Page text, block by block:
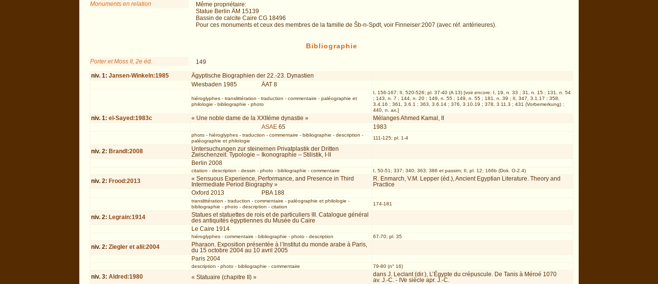
Monuments en relation
Même propriétaire:
Statue Berlin ÄM 15139
Bassin de calcite Caire CG 18496
Pour ces monuments et ceux des membres de la famille de Šb-n-Spdt, voir Finneiser:2007 (avec réf. antérieures).
Bibliographie
Porter et Moss II, 2e éd.
149
niv. 1:Jansen-Winkeln:1985
Ägyptische Biographien der 22.-23. Dynastien
Wiesbaden 1985
ÄAT 8
hiéroglyphes- translittération - traduction - commentaire - paléographie et
philologie - bibliographie - photo
I, 156-167; II, 520-526; pl. 37-40 (A 13) [voir encore: I, 19, n. 33 ; 31, n. 15 ; 131, n. 54
; 143, n. 7 ; 144, n. 20 ; 149, n. 55 ; 149, n. 55 ; 181, n. 39 ; II, 347, 3.1.17 ; 358,
3.4.16 ; 361, 3.6.1 ; 363, 3.6.14 ; 376, 3.10.19 ; 378, 3.11.3 ; 431 (Vorbemerkung) ;
440, n. ax.]
niv. 1:el-Sayed:1983c « Une noble dame de la XXIIéme dynastie »
Mélanges Ahmed Kamal, II
ASAE 65 1983
photo- hiéroglyphes- traduction - commentaire - bibliographie - description -
paléographie et philologie
111-125; pl. 1-4
niv. 2: Brandl:2008
Untersuchungen zur steinernen Privatplastik der Dritten
Zwischenzeit. Typologie – Ikonographie – Stilistik, I-II
Berlin 2008
citation - description - dessin - photo- bibliographie - commentaire I, 50-51; 337; 340; 363; 386 et passim; II, pl. 12; 166b (Dok. O-2.4)
niv. 2: Frood:2013
« Sensuous Experience, Performance, and Presence in Third
Intermediate Period Biography »
R. Enmarch, V.M. Lepper (éd.), Ancient Egyptian Literature. Theory and
Practice
Oxford 2013
PBA 188
translittération - traduction - commentaire - paléographie et philologie -
bibliographie - photo- description - citation
174-181
niv. 2: Legrain:1914
Statues et statuettes de rois et de particuliers III. Catalogue général
des antiquités égyptiennes du Musée du Caire
Le Caire 1914
hiéroglyphes- commentaire - bibliographie - photo- description 67-70; pl. 35
niv. 2:Ziegler et alii:2004
Pharaon. Exposition présentée à l’Institut du monde arabe à Paris,
du 15 octobre 2004 au 10 avril 2005
Paris 2004
description - photo- bibliographie - commentaire 79-80 (n° 16)
niv. 3:Aldred:1980 « Statuaire (chapitre II) »
dans J. Leclant (dir.), L’Égypte du crépuscule. De Tanis à Méroé 1070
av. J.-C. - IVe siècle apr. J.-C.